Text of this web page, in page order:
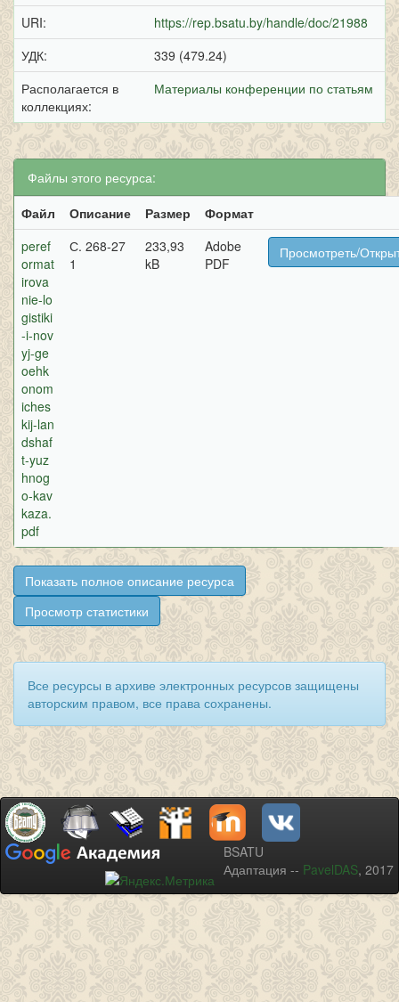
URI:
https://rep.bsatu.by/handle/doc/21988
УДК:
339 (479.24)
Располагается в
коллекциях:
Материалы конференции по статьям
Файлы этого ресурса:
Файл
Описание Размер
Формат
peref
ormat
irova
nie-lo
gistiki
-i-nov
yj-ge
oehk
onom
iches
kij-lan
dshaf
t-yuz
hnog
o-kav
kaza.
pdf
С. 268-27
1
233,93
kB
Adobe
PDF
Просмотреть/
Показать полное описание ресурса
Просмотр статистики
Все ресурсы в архиве электронных ресурсов защищены
авторским правом, все права сохранены.
BSATU
Адаптация -- PavelDAS, 2017